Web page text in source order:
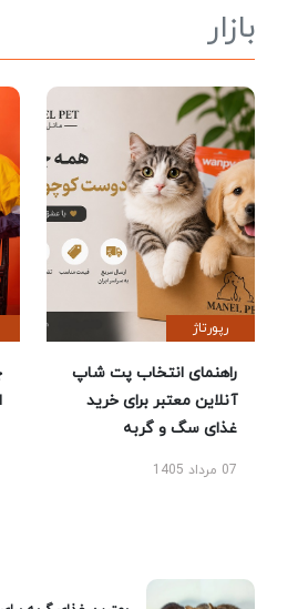
بازار
رپورتاژ
راهنمای انتخاب پت شاپ
آنلاین معتبر برای خرید
غذای سگ و گربه
07 مرداد 1405